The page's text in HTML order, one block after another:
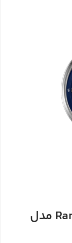
ساعت مچی مردانه رارون Rarone مدل